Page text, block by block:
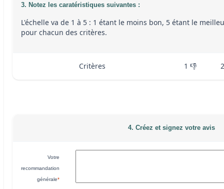
3. Notez les caratéristiques suivantes :
L'échelle va de 1 à 5 : 1 étant le moins bon, 5 étant le
pour chacun des critères.
Critères 1 👎 2
4. Créez et signez votre avis
Votre
recommandation
générale*